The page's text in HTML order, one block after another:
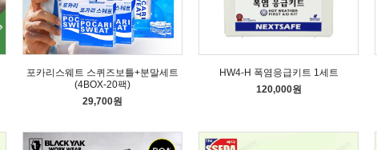
포카리스웨트 스퀴즈보틀+분말세트
(4BOX-20팩)
29,700원
HW4-H 폭염응급키트 1세트
120,000원